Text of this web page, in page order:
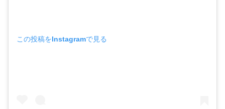
この投稿をInstagramで見る